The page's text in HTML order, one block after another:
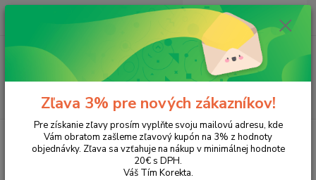
Hľadať
ks
za 0,00 EUR
Tonery a náplne do tlačiarní Konica Minolta Page Pro 1380 mf
Page Pro 1380 mf
Zľava 3% pre nových zákazníkov!
Pre získanie zľavy prosím vyplňte svoju mailovú adresu, kde
Vám obratom zašleme zľavový kupón na 3% z hodnoty
objednávky. Zľava sa vzťahuje na nákup v minimálnej hodnote
20€ s DPH.
Váš Tím Korekta.